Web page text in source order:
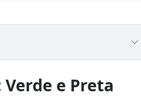
e Preta